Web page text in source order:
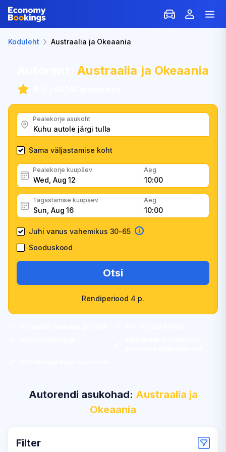
Koduleht Austraalia ja Okeaania
Autorent:Austraalia ja Okeaania
Pealekorje asukoht
Sama väljastamise koht
Pealekorje kuupäev Aeg
Tagastamise kuupäev Aeg
Juhi vanus vahemikus 30-65
Sooduskood
Otsi
Rendiperiood 4 p.
Autorendi asukohad: Austraalia ja
Okeaania
Filter